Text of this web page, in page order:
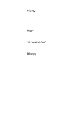
Meny
Hem
Samarbeten
Blogg